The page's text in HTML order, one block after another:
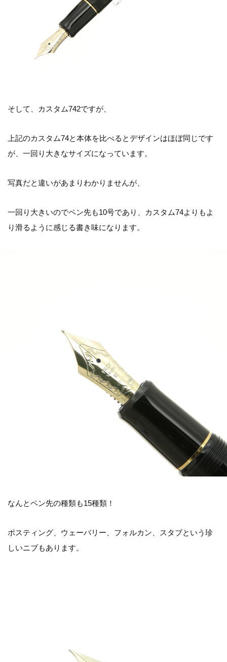
そして、カスタム742ですが、
上記のカスタム74と本体を比べるとデザインはほぼ同じです
が、一回り大きなサイズになっています。
写真だと違いがあまりわかりませんが、
一回り大きいのでペン先も10号であり、カスタム74よりもよ
り滑るように感じる書き味になります。
なんとペン先の種類も15種類！
ポスティング、ウェーバリー、フォルカン、スタブという珍
しいニブもあります。